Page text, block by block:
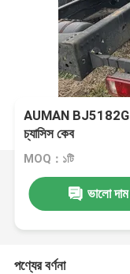
AUMAN
চ্যাসিস কেব
MOQ：১টি
ভালো দাম
পণ্যের বর্ণনা